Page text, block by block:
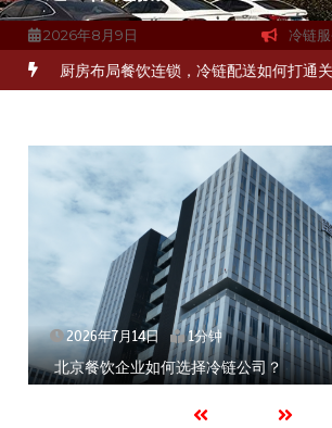
2026年8月9日 冷链
食材流通难题？ 杭州中央厨房布局餐饮连锁，
2026年7月14日 1分钟
北京餐饮企业如何选择冷链公司？